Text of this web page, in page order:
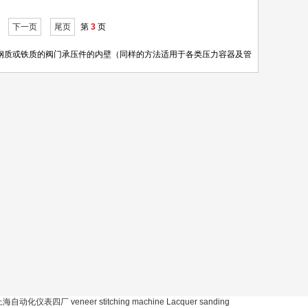
下一页 尾页 第 3 页
或铁质的阀门承压件的内壁（同样的方法适用于各类压力容器及管
海自动化仪表四厂 veneer stitching machine Lacquer sanding